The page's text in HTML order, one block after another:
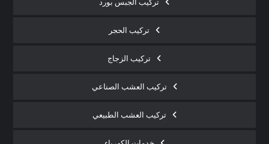
تركيب الجبس بورد
تركيب الحجر
تركيب الزجاج
تركيب العشب الصناعي
تركيب العشب الطبيعي